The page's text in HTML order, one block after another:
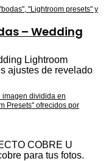
– Wedding
Lightroom
ajustes de revelado
COBRE U
para tus fotos.